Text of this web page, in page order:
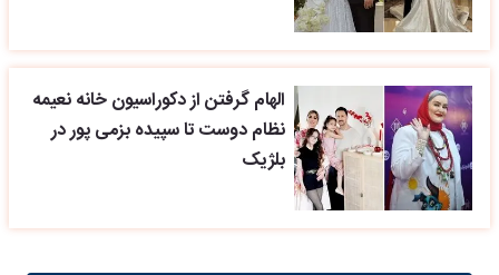
الهام گرفتن از دکوراسیون خانه نعیمه
نظام دوست تا سپیده بزمی پور در
بلژیک